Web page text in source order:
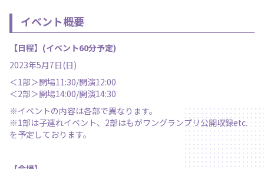
イベント概要
【日程】(イベント60分予定)
2023年5月7日(日)
＜1部＞開場11:30/開演12:00
＜2部＞開場14:00/開演14:30
※イベントの内容は各部で異なります。
※1部は子連れイベント、2部はもがワングランプリ公開収録etc.
を予定しております。